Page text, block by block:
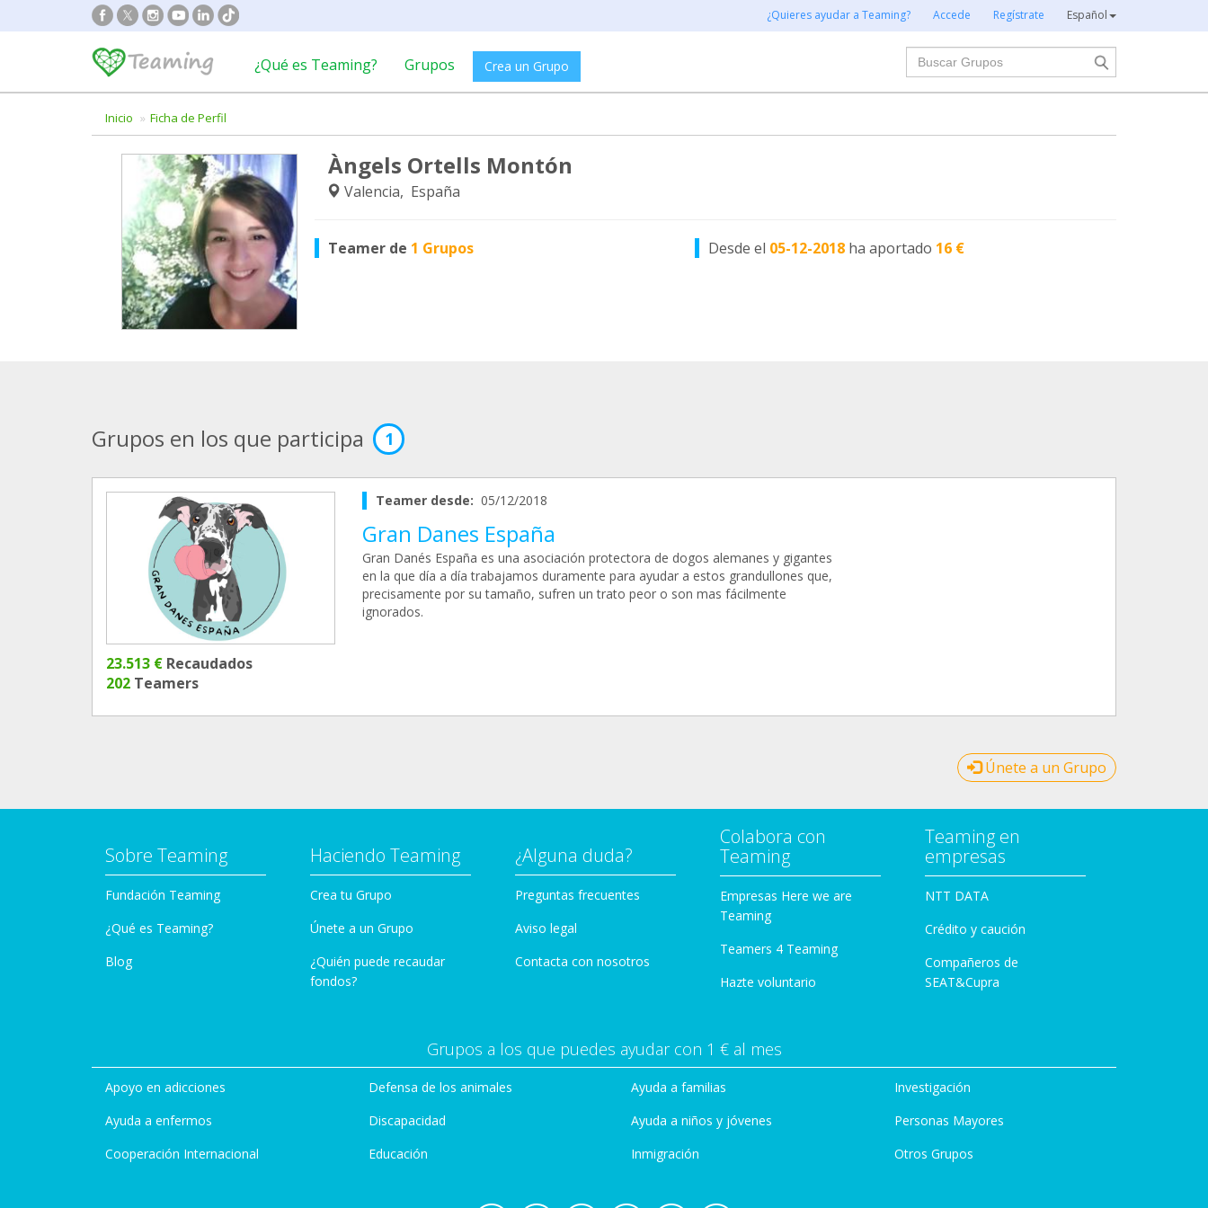
¿Quieres ayudar a Teaming? Accede Regístrate Español
¿Qué es Teaming? Grupos Crea un Grupo
Buscar
Inicio Ficha de Perfil
Àngels Ortells Montón
Valencia, España
Teamer de 1 Grupos Desde el 05-12-2018 ha aportado 16 €
Grupos en los que participa 1
23.513 € Recaudados
202 Teamers
Teamer desde: 05/12/2018
Gran Danes España
Gran Danés España es una asociación protectora de dogos alemanes y gigantes
en la que día a día trabajamos duramente para ayudar a estos grandullones que,
precisamente por su tamaño, sufren un trato peor o son mas fácilmente
ignorados.
Únete a un Grupo
Sobre Teaming
Fundación Teaming
¿Qué es Teaming?
Blog
Haciendo Teaming
Crea tu Grupo
Únete a un Grupo
¿Quién puede recaudar
fondos?
¿Alguna duda?
Preguntas frecuentes
Aviso legal
Contacta con nosotros
Colabora con
Teaming
Empresas Here we are
Teaming
Teamers 4 Teaming
Hazte voluntario
Teaming en
empresas
NTT DATA
Crédito y caución
Compañeros de
SEAT&Cupra
Grupos a los que puedes ayudar con 1 € al mes
Apoyo en adicciones
Ayuda a enfermos
Cooperación Internacional
Defensa de los animales
Discapacidad
Educación
Ayuda a familias
Ayuda a niños y jóvenes
Inmigración
Investigación
Personas Mayores
Otros Grupos